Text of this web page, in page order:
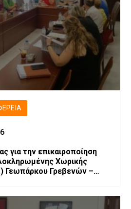
για την επικαιροποίηση
Χωρικής
Γεωπάρκου Γρεβενών –